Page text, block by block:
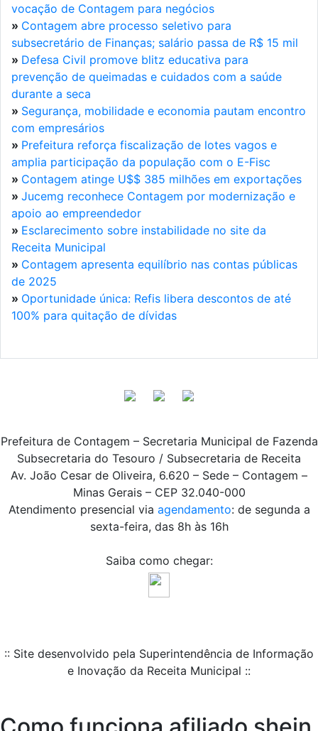
vocação de Contagem para negócios
» Contagem abre processo seletivo para
subsecretário de Finanças; salário passa de R$ 15 mil
» Defesa Civil promove blitz educativa para
prevenção de queimadas e cuidados com a saúde
durante a seca
» Segurança, mobilidade e economia pautam encontro
com empresários
» Prefeitura reforça fiscalização de lotes vagos e
amplia participação da população com o E-Fisc
» Contagem atinge U$$ 385 milhões em exportações
» Jucemg reconhece Contagem por modernização e
apoio ao empreendedor
» Esclarecimento sobre instabilidade no site da
Receita Municipal
» Contagem apresenta equilíbrio nas contas públicas
de 2025
» Oportunidade única: Refis libera descontos de até
100% para quitação de dívidas
Prefeitura de Contagem – Secretaria Municipal de Fazenda
Subsecretaria do Tesouro / Subsecretaria de Receita
Av. João Cesar de Oliveira, 6.620 – Sede – Contagem –
Minas Gerais – CEP 32.040-000
Atendimento presencial via agendamento: de segunda a
sexta-feira, das 8h às 16h
Saiba como chegar:
:: Site desenvolvido pela Superintendência de Informação
e Inovação da Receita Municipal ::